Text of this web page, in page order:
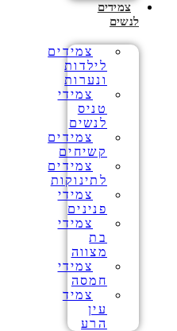
צמידים
לנשים
צמידים
לילדות
ונערות
צמידי
טניס
לנשים
צמידים
קשיחים
צמידים
לתינוקות
צמידי
פנינים
צמידי
בת
מצווה
צמידי
חמסה
צמיד
עין
הרע